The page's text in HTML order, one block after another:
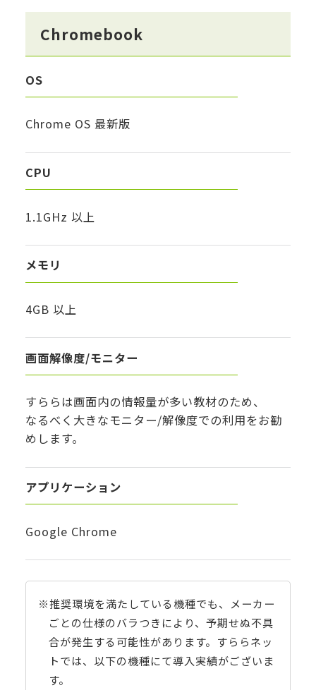
Chromebook
OS
Chrome OS 最新版
CPU
1.1GHz 以上
メモリ
4GB 以上
画面解像度/モニター
すららは画面内の情報量が多い教材のため、
なるべく大きなモニター/解像度での利用をお勧
めします。
アプリケーション
Google Chrome
※推奨環境を満たしている機種でも、メーカー
ごとの仕様のバラつきにより、予期せぬ不具
合が発生する可能性があります。すららネッ
トでは、以下の機種にて導入実績がございま
す。